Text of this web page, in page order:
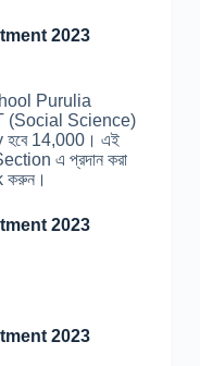
2023
Purulia
(Social Science)
হবে 14,000। এই
এ প্রদান করা
করুন।
2023
2023